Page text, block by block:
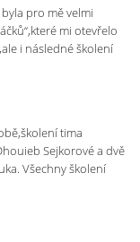
pro mě velmi
mi otevřelo
i následné školení
umožňuje.
tima
Sejkorové a dvě
Všechny školení